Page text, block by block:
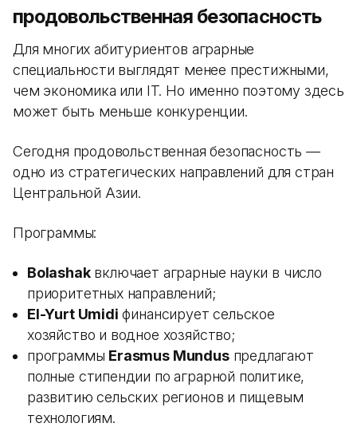
продовольственная безопасность
Для многих абитуриентов аграрные
специальности выглядят менее престижными,
чем экономика или IT. Но именно поэтому здесь
может быть меньше конкуренции.
Сегодня продовольственная безопасность —
одно из стратегических направлений для стран
Центральной Азии.
Программы:
Bolashakвключает аграрные науки в число
приоритетных направлений;
El-Yurt Umidi финансирует сельское
хозяйство и водное хозяйство;
программы Erasmus Mundusпредлагают
полные стипендии по аграрной политике,
развитию сельских регионов и пищевым
технологиям.